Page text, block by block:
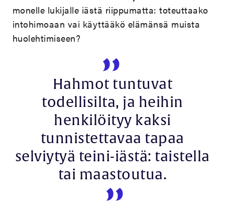
monelle lukijalle iästä riippumatta: toteuttaako
intohimoaan vai käyttääkö elämänsä muista
huolehtimiseen?
Hahmot tuntuvat
todellisilta, ja heihin
henkilöityy kaksi
tunnistettavaa tapaa
selviytyä teini-iästä: taistella
tai maastoutua.